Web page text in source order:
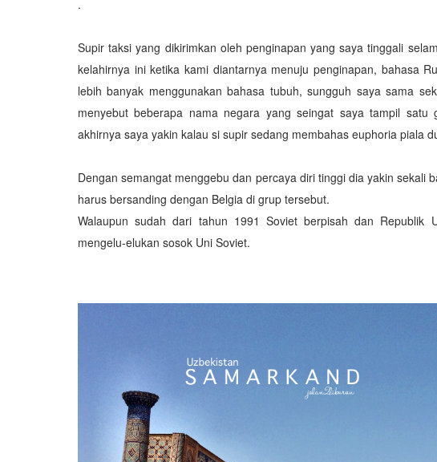
.
Supir taksi yang dikirimkan oleh penginapan yang saya tinggali
kelahirnya ini ketika kami diantarnya menuju penginapan, bahasa
lebih banyak menggunakan bahasa tubuh, sungguh saya sama
menyebut beberapa nama negara yang seingat saya tampil
akhirnya saya yakin kalau si supir sedang membahas euphoria piala
Dengan semangat menggebu dan percaya diri tinggi dia yakin sekali
harus bersanding dengan Belgia di grup tersebut.
Walaupun sudah dari tahun 1991 Soviet berpisah dan Republik
mengelu-elukan sosok Uni Soviet.